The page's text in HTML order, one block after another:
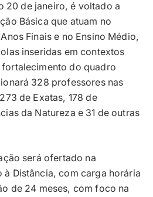
20 de janeiro, é voltado a
Básica que atuam no
Finais e no Ensino Médio,
inseridas em contextos
do quadro
328 professores nas
de Exatas, 178 de
da Natureza e 31 de outras
será ofertado na
à Distância, com carga horária
de 24 meses, com foco na